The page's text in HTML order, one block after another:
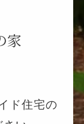
家
ド住宅の